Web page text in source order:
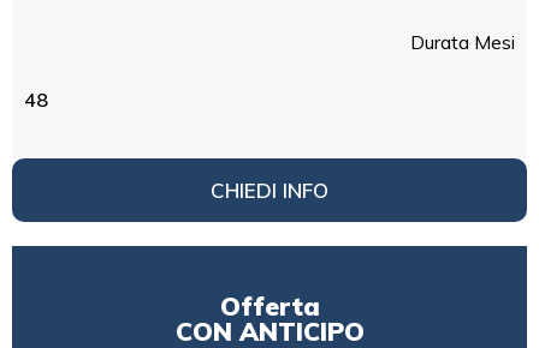
Durata Mesi
48
CHIEDI INFO
Offerta
CON ANTICIPO